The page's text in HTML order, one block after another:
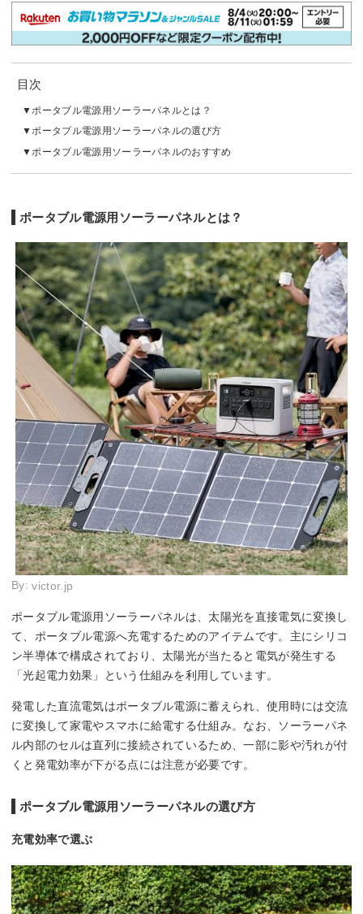
目次
ポータブル電源用ソーラーパネルとは？
ポータブル電源用ソーラーパネルの選び方
ポータブル電源用ソーラーパネルのおすすめ
ポータブル電源用ソーラーパネルとは？
By:victor.jp
ポータブル電源用ソーラーパネルは、太陽光を直接電気に変換し
て、ポータブル電源へ充電するためのアイテムです。主にシリコ
ン半導体で構成されており、太陽光が当たると電気が発生する
「光起電力効果」という仕組みを利用しています。
発電した直流電気はポータブル電源に蓄えられ、使用時には交流
に変換して家電やスマホに給電する仕組み。なお、ソーラーパネ
ル内部のセルは直列に接続されているため、一部に影や汚れが付
くと発電効率が下がる点には注意が必要です。
ポータブル電源用ソーラーパネルの選び方
充電効率で選ぶ